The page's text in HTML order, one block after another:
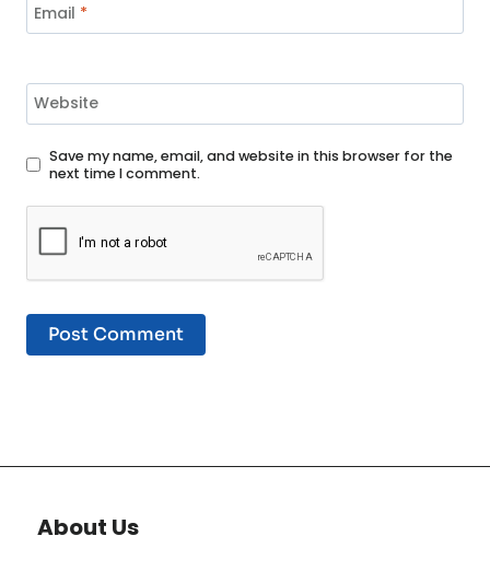
Email *
Website
Save my name, email, and website in this browser for the
next time I comment.
About Us